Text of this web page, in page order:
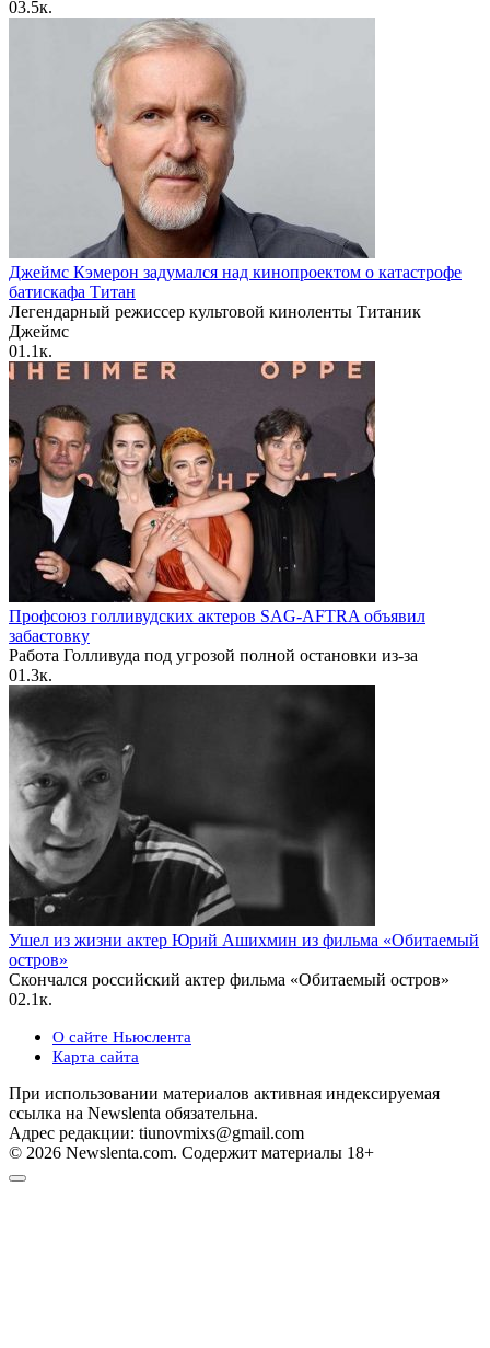
03.5к.
Джеймс Кэмерон задумался над кинопроектом о катастрофе
батискафа Титан
Легендарный режиссер культовой киноленты Титаник
Джеймс
01.1к.
Профсоюз голливудских актеров SAG-AFTRA объявил
забастовку
Работа Голливуда под угрозой полной остановки из-за
01.3к.
Ушел из жизни актер Юрий Ашихмин из фильма «Обитаемый
остров»
Скончался российский актер фильма «Обитаемый остров»
02.1к.
О сайте Ньюслента
Карта сайта
При использовании материалов активная индексируемая
ссылка на Newslenta обязательна.
Адрес редакции: tiunovmixs@gmail.com
© 2026 Newslenta.com. Содержит материалы 18+